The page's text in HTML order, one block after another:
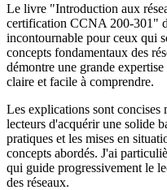
Le livre "Introduction aux
certification CCNA 200-301"
incontournable pour ceux qui
concepts fondamentaux des
démontre une grande
claire et facile à comprendre.
Les explications sont concises
lecteurs d'acquérir une solide
pratiques et les mises en
concepts abordés. J'ai
qui guide progressivement le
des réseaux.